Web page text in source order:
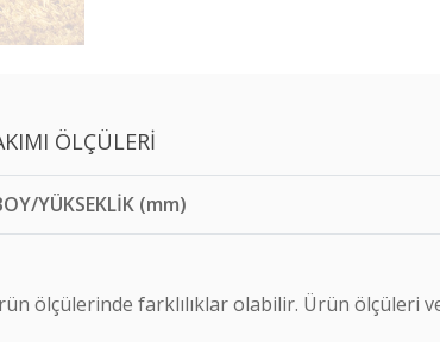
ÖLÇÜLERİ
YÜKSEKLİK (mm)
ölçülerinde farklılıklar olabilir. Ürün ölçüleri